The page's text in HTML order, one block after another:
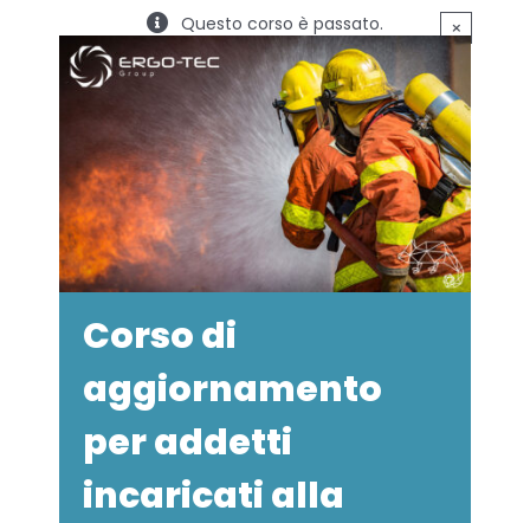
EVENTI NOVITÀ
CONTATTI
Questo corso è passato. ×
Corso di
aggiornamento
per addetti
incaricati alla